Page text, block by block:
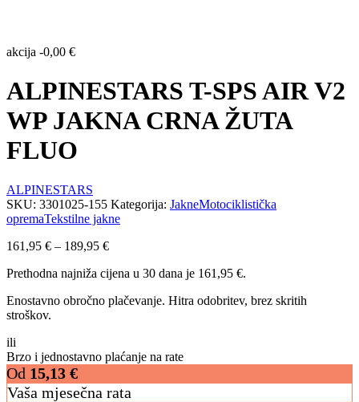
akcija -0,00 €
ALPINESTARS T-SPS AIR V2
WP JAKNA CRNA ŽUTA
FLUO
ALPINESTARS
SKU: 3301025-155 Kategorija: JakneMotociklistička
opremaTekstilne jakne
161,95 € – 189,95 €
Prethodna najniža cijena u 30 dana je 161,95 €.
Enostavno obročno plačevanje. Hitra odobritev, brez skritih
stroškov.
ili
Brzo i jednostavno plaćanje na rate
Od 15,13 €
Vaša mjesečna rata